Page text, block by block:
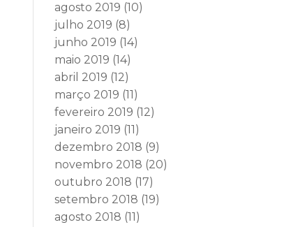
agosto 2019 (10)
julho 2019 (8)
junho 2019 (14)
maio 2019 (14)
abril 2019 (12)
março 2019 (11)
fevereiro 2019 (12)
janeiro 2019 (11)
dezembro 2018 (9)
novembro 2018 (20)
outubro 2018 (17)
setembro 2018 (19)
agosto 2018 (11)